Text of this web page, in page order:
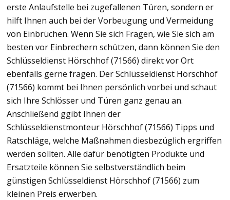
erste Anlaufstelle bei zugefallenen Türen, sondern er
hilft Ihnen auch bei der Vorbeugung und Vermeidung
von Einbrüchen. Wenn Sie sich Fragen, wie Sie sich am
besten vor Einbrechern schützen, dann können Sie den
Schlüsseldienst Hörschhof (71566) direkt vor Ort
ebenfalls gerne fragen. Der Schlüsseldienst Hörschhof
(71566) kommt bei Ihnen persönlich vorbei und schaut
sich Ihre Schlösser und Türen ganz genau an.
Anschließend ggibt Ihnen der
Schlüsseldienstmonteur Hörschhof (71566) Tipps und
Ratschläge, welche Maßnahmen diesbezüglich ergriffen
werden sollten. Alle dafür benötigten Produkte und
Ersatzteile können Sie selbstverständlich beim
günstigen Schlüsseldienst Hörschhof (71566) zum
kleinen Preis erwerben.